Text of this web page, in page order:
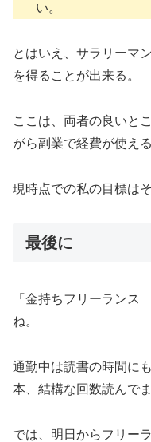
い。
とはいえ、サラリーマ
を得ることが出来る。
ここは、両者の良いと
がら副業で経費が使え
現時点での私の目標は
最後に
「金持ちフリーラン
ね。
通勤中は読書の時間に
本、結構な回数読んでま
では、明日からフリー